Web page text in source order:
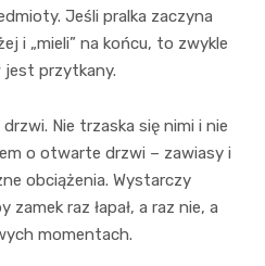
Jeśli pralka zaczyna
i „mieli” na końcu, to zwykle
jest przytkany.
Nie trzaska się nimi i nie
o otwarte drzwi – zawiasy i
obciążenia. Wystarczy
zamek raz łapał, a raz nie, a
momentach.